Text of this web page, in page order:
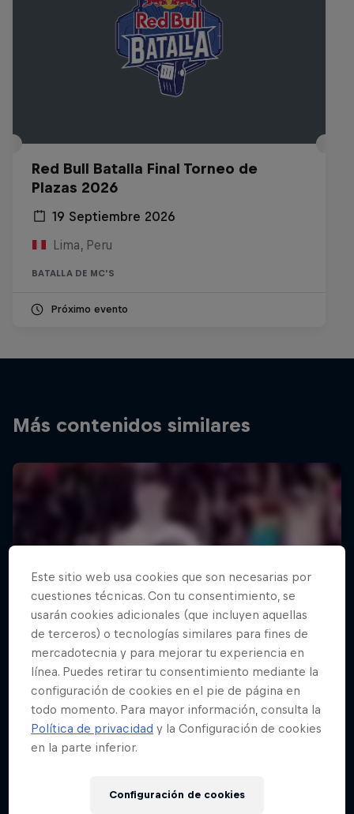
Red Bull Batalla Final Torneo de
Plazas 2026
19 Septiembre 2026
Lima, Peru
BATALLA DE MC'S
Próximo evento
Más contenidos similares
Este sitio web usa cookies que son necesarias por
cuestiones técnicas. Con tu consentimiento, se
usarán cookies adicionales (que incluyen aquellas
de terceros) o tecnologías similares para fines de
mercadotecnia y para mejorar tu experiencia en
línea. Puedes retirar tu consentimiento mediante la
configuración de cookies en el pie de página en
todo momento. Para mayor información, consulta la
Política de privacidad y la Configuración de cookies
en la parte inferior.
Configuración de cookies